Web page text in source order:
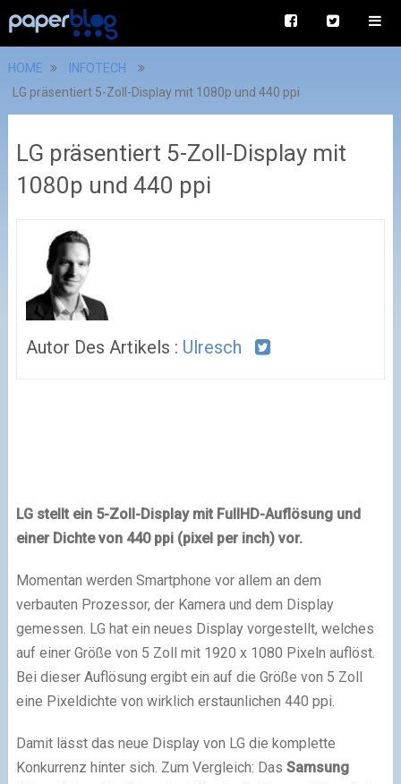
HOME
INFOTECH
LG präsentiert 5-Zoll-Display mit 1080p und 440 ppi
LG präsentiert 5-Zoll-Display mit
1080p und 440 ppi
Autor Des Artikels : Ulresch
LG stellt ein 5-Zoll-Display mit FullHD-Auflösung und
einer Dichte von 440 ppi (pixel per inch) vor.
Momentan werden Smartphone vor allem an dem
verbauten Prozessor, der Kamera und dem Display
gemessen. LG hat ein neues Display vorgestellt, welches
auf einer Größe von 5 Zoll mit 1920 x 1080 Pixeln auflöst.
Bei dieser Auflösung ergibt ein auf die Größe von 5 Zoll
eine Pixeldichte von wirklich erstaunlichen 440 ppi.
Damit lässt das neue Display von LG die komplette
Konkurrenz hinter sich. Zum Vergleich: Das Samsung